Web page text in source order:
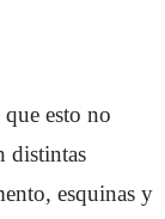
esto no
distintas
esquinas y